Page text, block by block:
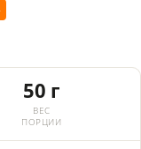
50 г
ВЕС
ПОРЦИИ